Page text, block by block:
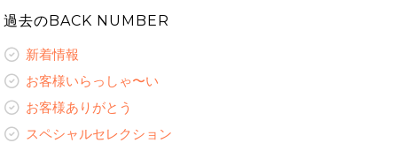
レディースコラム
ネクタイ
レディースオーダーギャラリー
スペシャルセレクション
ネクタイ
レディースコラム
お客様ありがとう
ネクタイ
レディースコラム
お客様いらっしゃ〜い
お客様ありがとう
スペシャルセレクション
ネクタイ
過去のBACK NUMBER
新着情報
お客様いらっしゃ〜い
お客様ありがとう
スペシャルセレクション